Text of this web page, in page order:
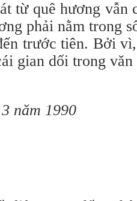
từ quê hương vẫn
phải nằm trong
trước tiên. Bởi
gian dối trong
năm 1990